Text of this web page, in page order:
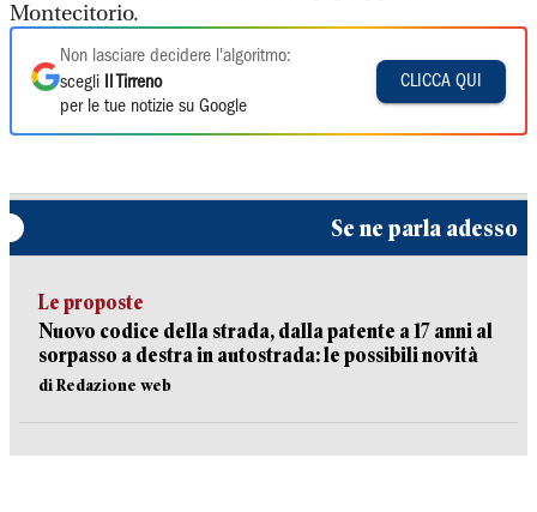
Montecitorio.
Non lasciare decidere l'algoritmo:
scegli
Il Tirreno
per le tue notizie su Google
CLICCA QUI
Se ne parla adesso
Le proposte
Nuovo codice della strada, dalla patente a 17 anni al
sorpasso a destra in autostrada: le possibili novità
di Redazione web